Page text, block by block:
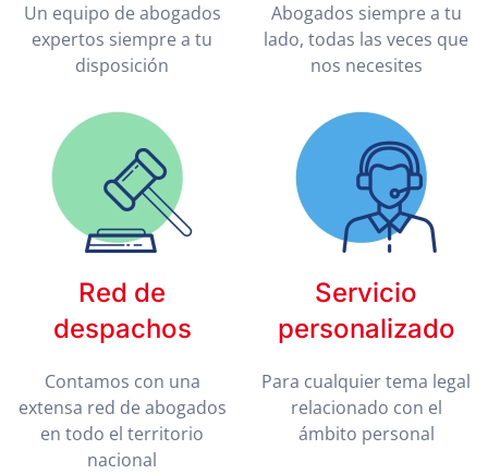
Un equipo de abogados
expertos siempre a tu
disposición
Abogados siempre a tu
lado, todas las veces que
nos necesites
Red de
despachos
Contamos con una
extensa red de abogados
en todo el territorio
nacional
Servicio
personalizado
Para cualquier tema legal
relacionado con el
ámbito personal